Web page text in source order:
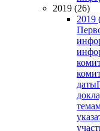
2019 (26)
2019
даты